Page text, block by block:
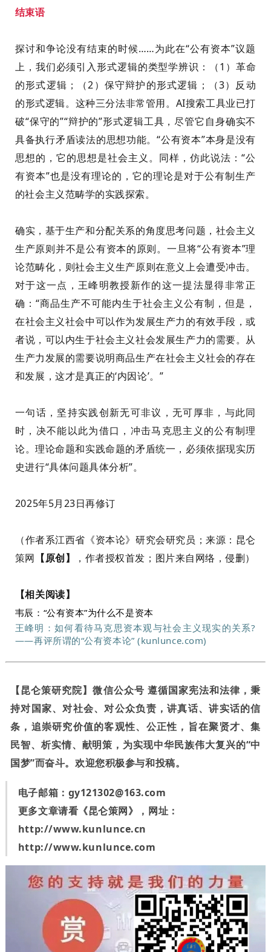
结束语
探讨和争论没有结束的时候……为此在“公有资本”议题
上，我们必须引入形式逻辑的类型学辨识： （1 ） 革命
的形式逻辑；
（2） 保守辩护的形式逻辑； （3） 反动
的形式逻辑。 这种三分法非常管用。 AI搜索工具业已打
破“保守的”“辩护的”形式逻辑工具，尽管它自身确实不
具备执行矛盾读法的思想功能。“公有资本”本身是没有
思想的，它的思想是社会主义。同样，仿此说法：“公
有资本”也是没有理论的，它的理论是对于公有制生产
的社会主义范畴学的实践探索。
确实，基于生产和分配关系的角度思考问题，社会主义
生产原则并不是公有资本的原则。 一旦将“公有资本”理
论范畴化，则社会主义生产原则在意义上会遭受冲击。
对于这一点，王峰明教授新作的这一提法显得非常正
确：“商品生产不可能内生于社会主义公有制，但是，
在社会主义社会中可以作为发展生产力的有效手段，或
者说，可以内生于社会主义社会发展生产力的需要。从
生产力发展的需要说明商品生产在社会主义社会的存在
和发展，这才是真正的‘内因论’。 ”
一句话，坚持实践创新无可非议，无可厚非，与此同
时，决不能以此为借口，冲击马克思主义的公有制理
论。理论命题和实践命题的矛盾统一，必须依据现实历
史进行“具体问题具体分析”。
2025年5月23日再修订
（作者系江西省《资本论》研究会研究员；来源： 昆仑
策网 【原创】 ，作者授权首发；图片来自网络，侵删）
【相关阅读】
韦辰：“公有资本”为什么不是资本
王峰明：如何看待马克思资本观与社会主义现实的关系?
——再评所谓的“公有资本论” (kunlunce.com)
【昆仑策研究院】微信公众号 遵循国家宪法和法律，秉
持对国家、对社会、对公众负责，讲真话、讲实话的信
条，追崇研究价值的客观性、公正性，旨在聚贤才、集
民智、析实情、献明策，为实现中华民族伟大复兴的“中
国梦”而奋斗。欢迎您积极参与和投稿。
电子邮箱： gy121302@163.com
更多文章请看《昆仑策网》，网址：
http://www.kunlunce.cn
http://www.kunlunce.com